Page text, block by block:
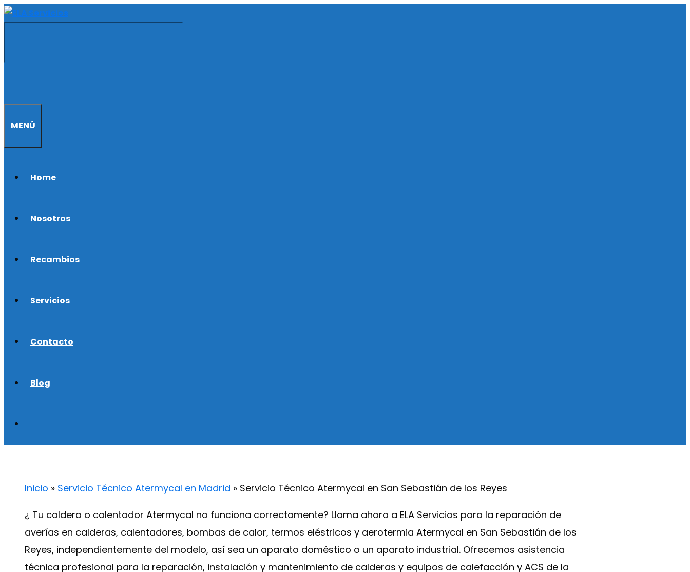
Saltar
MENÚ
Home
Nosotros
Recambios
Servicios
Contacto
Blog
Inicio » Servicio Técnico Atermycal en Madrid » Servicio Técnico Atermycal en San Sebastián de los Reyes
¿ Tu caldera o calentador Atermycal no funciona correctamente? Llama ahora a ELA Servicios para la reparación de
averías en calderas, calentadores, bombas de calor, termos eléstricos y aerotermia Atermycal en San Sebastián de los
Reyes, independientemente del modelo, así sea un aparato doméstico o un aparato industrial. Ofrecemos asistencia
técnica profesional para la reparación, instalación y mantenimiento de calderas y equipos de calefacción y ACS de la